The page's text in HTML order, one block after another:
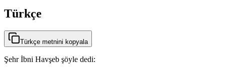
Türkçe
Türkçe metnini kopyala
Şehr İbni Havşeb şöyle dedi: